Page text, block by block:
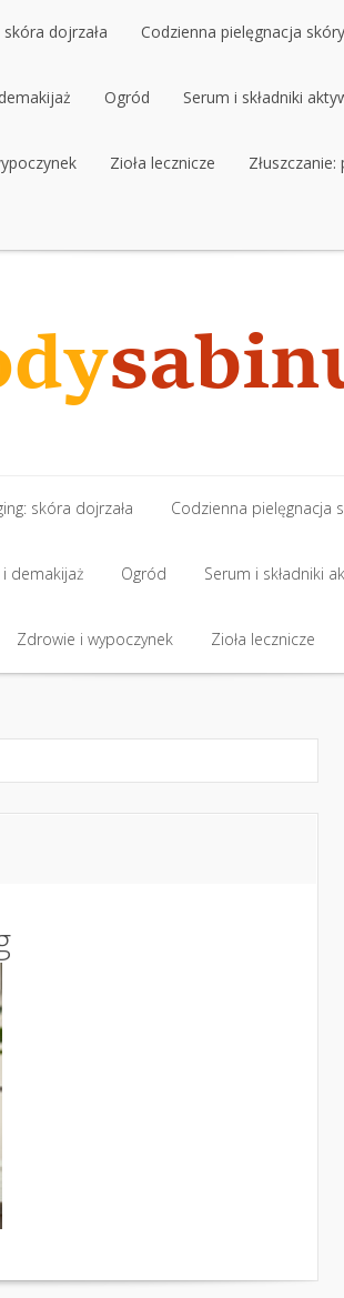
dojrzała
dojrzała
Codzienna pielęgnacja skóry
Codzienna pielęgnacja skóry
Ogród
Ogród
Serum i składniki
Serum i składniki
Zioła lecznicze
skóra dojrzała
skóra dojrzała
Codzienna pielęgnacja
Codzienna pielęgnacja
demakijaż
i demakijaż
Ogród
Ogród
Serum i składniki
Serum i składniki
Zdrowie i wypoczynek Zioła lecznicze